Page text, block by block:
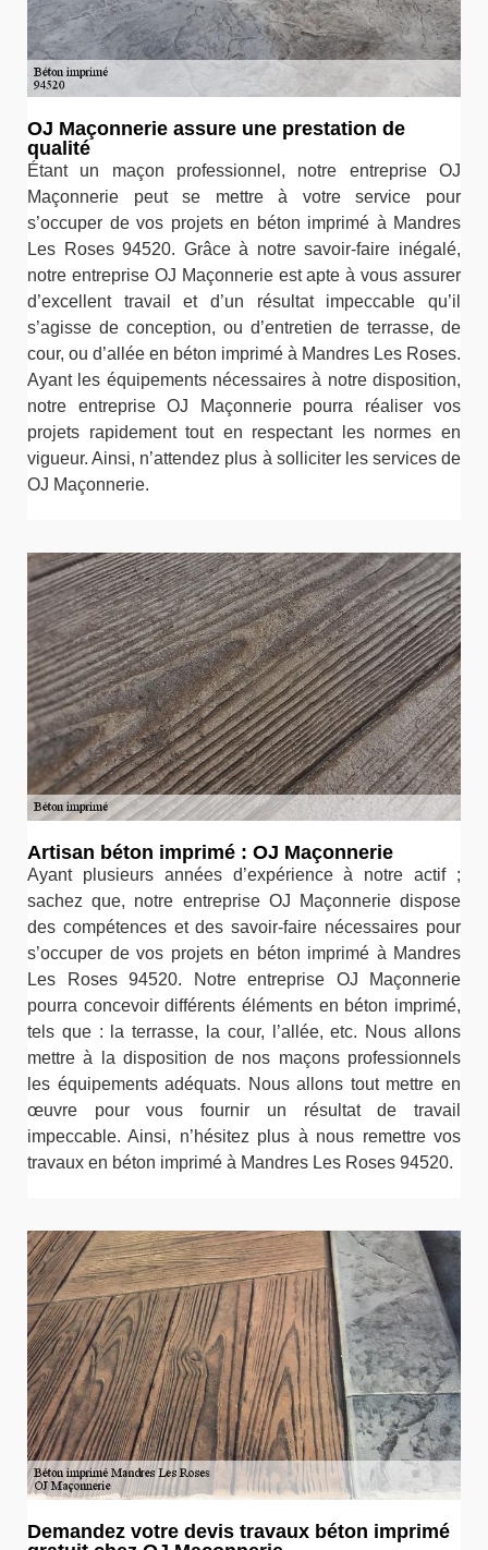
OJ Maçonnerie assure une prestation de
qualité
Étant un maçon professionnel, notre entreprise OJ
Maçonnerie peut se mettre à votre service pour
s’occuper de vos projets en béton imprimé à Mandres
Les Roses 94520. Grâce à notre savoir-faire inégalé,
notre entreprise OJ Maçonnerie est apte à vous assurer
d’excellent travail et d’un résultat impeccable qu’il
s’agisse de conception, ou d’entretien de terrasse, de
cour, ou d’allée en béton imprimé à Mandres Les Roses.
Ayant les équipements nécessaires à notre disposition,
notre entreprise OJ Maçonnerie pourra réaliser vos
projets rapidement tout en respectant les normes en
vigueur. Ainsi, n’attendez plus à solliciter les services de
OJ Maçonnerie.
Artisan béton imprimé : OJ Maçonnerie
Ayant plusieurs années d’expérience à notre actif ;
sachez que, notre entreprise OJ Maçonnerie dispose
des compétences et des savoir-faire nécessaires pour
s’occuper de vos projets en béton imprimé à Mandres
Les Roses 94520. Notre entreprise OJ Maçonnerie
pourra concevoir différents éléments en béton imprimé,
tels que : la terrasse, la cour, l’allée, etc. Nous allons
mettre à la disposition de nos maçons professionnels
les équipements adéquats. Nous allons tout mettre en
œuvre pour vous fournir un résultat de travail
impeccable. Ainsi, n’hésitez plus à nous remettre vos
travaux en béton imprimé à Mandres Les Roses 94520.
Demandez votre devis travaux béton imprimé